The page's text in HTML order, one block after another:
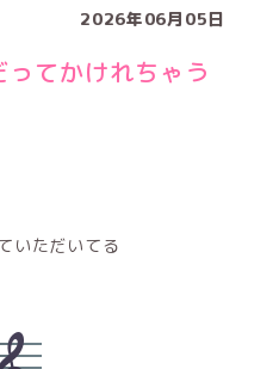
2026年06月05日
てかけれちゃう
いただいてる